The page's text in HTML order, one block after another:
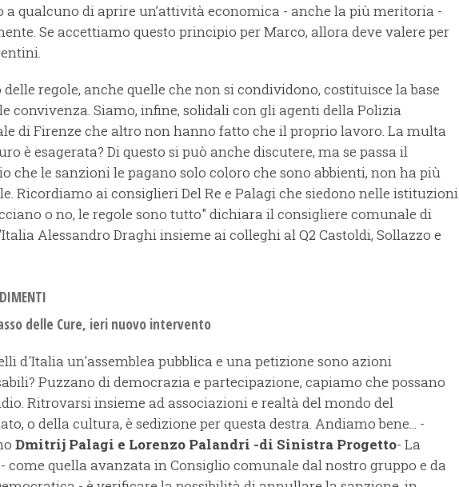
a qualcuno di aprire un’attività economica - anche la più meritoria -
Se accettiamo questo principio per Marco, allora deve valere per
regole, anche quelle che non si condividono, costituisce la base
convivenza. Siamo, infine, solidali con gli agenti della Polizia
di Firenze che altro non hanno fatto che il proprio lavoro. La multa
è esagerata? Di questo si può anche discutere, ma se passa il
che le sanzioni le pagano solo coloro che sono abbienti, non ha più
Ricordiamo ai consiglieri Del Re e Palagi che siedono nelle istituzioni
o no, le regole sono tutto" dichiara il consigliere comunale di
Alessandro Draghi insieme ai colleghi al Q2 Castoldi, Sollazzo e
delle Cure, ieri nuovo intervento
d'Italia un'assemblea pubblica e una petizione sono azioni
Puzzano di democrazia e partecipazione, capiamo che possano
Ritrovarsi insieme ad associazioni e realtà del mondo del
o della cultura, è sedizione per questa destra. Andiamo bene... -
Dmitrij Palagi e Lorenzo Palandri -di Sinistra Progetto- La
come quella avanzata in Consiglio comunale dal nostro gruppo e da